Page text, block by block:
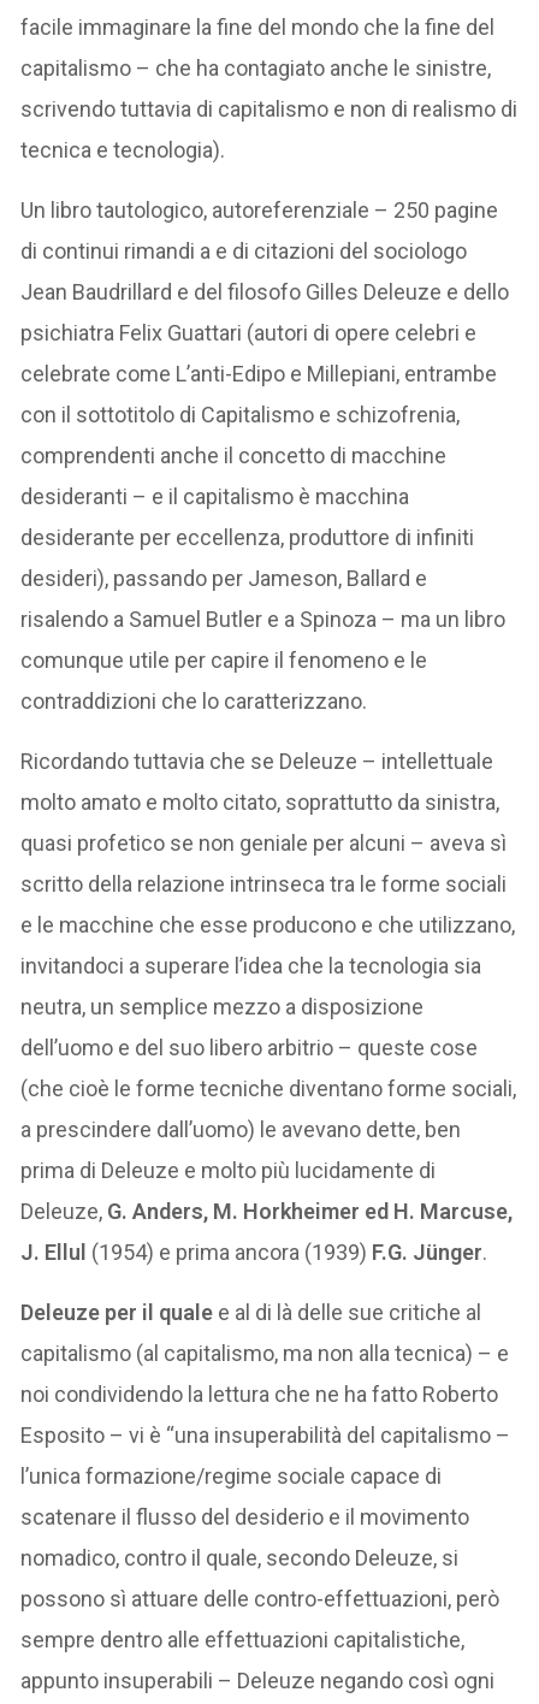
facile immaginare la fine del mondo che la fine del
capitalismo – che ha contagiato anche le sinistre,
scrivendo tuttavia di capitalismo e non di realismo di
tecnica e tecnologia).
Un libro tautologico, autoreferenziale – 250 pagine
di continui rimandi a e di citazioni del sociologo
Jean Baudrillard e del filosofo Gilles Deleuze e dello
psichiatra Felix Guattari (autori di opere celebri e
celebrate come L’anti-Edipo e Millepiani, entrambe
con il sottotitolo di Capitalismo e schizofrenia,
comprendenti anche il concetto di macchine
desideranti – e il capitalismo è macchina
desiderante per eccellenza, produttore di infiniti
desideri), passando per Jameson, Ballard e
risalendo a Samuel Butler e a Spinoza – ma un libro
comunque utile per capire il fenomeno e le
contraddizioni che lo caratterizzano.
Ricordando tuttavia che se Deleuze – intellettuale
molto amato e molto citato, soprattutto da sinistra,
quasi profetico se non geniale per alcuni – aveva sì
scritto della relazione intrinseca tra le forme sociali
e le macchine che esse producono e che utilizzano,
invitandoci a superare l’idea che la tecnologia sia
neutra, un semplice mezzo a disposizione
dell’uomo e del suo libero arbitrio – queste cose
(che cioè le forme tecniche diventano forme sociali,
a prescindere dall’uomo) le avevano dette, ben
prima di Deleuze e molto più lucidamente di
Deleuze, G. Anders, M. Horkheimer ed H. Marcuse,
J. Ellul (1954) e prima ancora (1939) F.G. Jünger.
Deleuze per il quale e al di là delle sue critiche al
capitalismo (al capitalismo, ma non alla tecnica) – e
noi condividendo la lettura che ne ha fatto Roberto
Esposito – vi è “una insuperabilità del capitalismo –
l’unica formazione/regime sociale capace di
scatenare il flusso del desiderio e il movimento
nomadico, contro il quale, secondo Deleuze, si
possono sì attuare delle contro-effettuazioni, però
sempre dentro alle effettuazioni capitalistiche,
appunto insuperabili – Deleuze negando così ogni